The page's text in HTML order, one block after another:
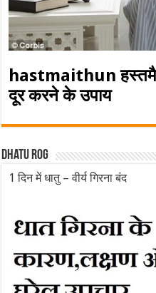
hastmaithun
दूर करने के उपाय
Dhatu rog
1 दिन में धातु – वीर्य गिरना बंद